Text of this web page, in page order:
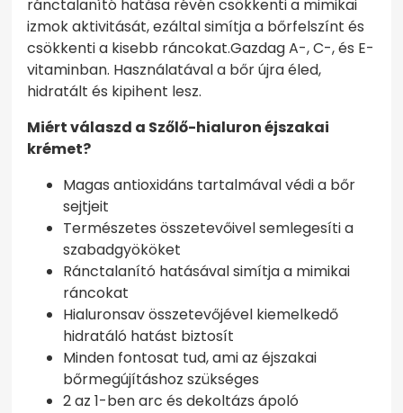
ránctalanító hatása révén csökkenti a mimikai
izmok aktivitását, ezáltal simítja a bőrfelszínt és
csökkenti a kisebb ráncokat.Gazdag A-, C-, és E-
vitaminban. Használatával a bőr újra éled,
hidratált és kipihent lesz.
Miért válaszd a Szőlő-hialuron éjszakai
krémet?
Magas antioxidáns tartalmával védi a bőr
sejtjeit
Természetes összetevőivel semlegesíti a
szabadgyököket
Ránctalanító hatásával simítja a mimikai
ráncokat
Hialuronsav összetevőjével kiemelkedő
hidratáló hatást biztosít
Minden fontosat tud, ami az éjszakai
bőrmegújításhoz szükséges
2 az 1-ben arc és dekoltázs ápoló